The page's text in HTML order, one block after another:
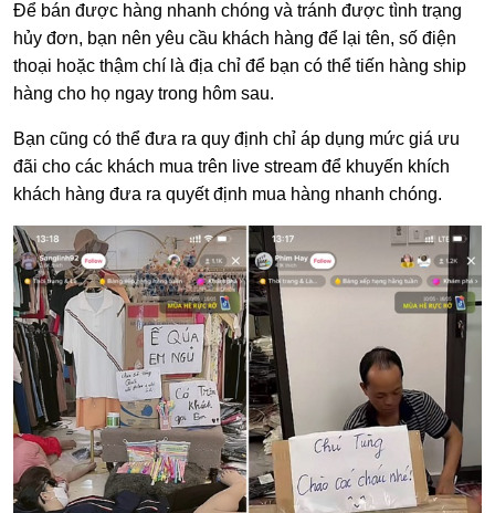
Để bán được hàng nhanh chóng và tránh được tình trạng
hủy đơn, bạn nên yêu cầu khách hàng để lại tên, số điện
thoại hoặc thậm chí là địa chỉ để bạn có thể tiến hàng ship
hàng cho họ ngay trong hôm sau.
Bạn cũng có thể đưa ra quy định chỉ áp dụng mức giá ưu
đãi cho các khách mua trên live stream để khuyến khích
khách hàng đưa ra quyết định mua hàng nhanh chóng.